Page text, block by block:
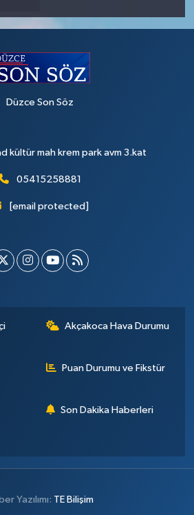
Düzce Son Söz
kültür mah krem park avm 3.kat
05415258881
[email protected]
Akçakoca Hava Durumu
Puan Durumu ve Fikstür
Son Dakika Haberleri
Yazılımı: TE Bilişim